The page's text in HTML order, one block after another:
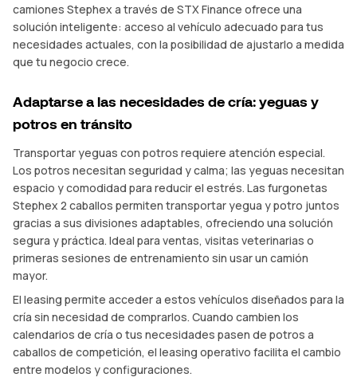
camiones Stephex a través de STX Finance ofrece una
solución inteligente: acceso al vehículo adecuado para tus
necesidades actuales, con la posibilidad de ajustarlo a medida
que tu negocio crece.
Adaptarse a las necesidades de cría: yeguas y
potros en tránsito
Transportar yeguas con potros requiere atención especial.
Los potros necesitan seguridad y calma; las yeguas necesitan
espacio y comodidad para reducir el estrés. Las furgonetas
Stephex 2 caballos permiten transportar yegua y potro juntos
gracias a sus divisiones adaptables, ofreciendo una solución
segura y práctica. Ideal para ventas, visitas veterinarias o
primeras sesiones de entrenamiento sin usar un camión
mayor.
El leasing permite acceder a estos vehículos diseñados para la
cría sin necesidad de comprarlos. Cuando cambien los
calendarios de cría o tus necesidades pasen de potros a
caballos de competición, el leasing operativo facilita el cambio
entre modelos y configuraciones.